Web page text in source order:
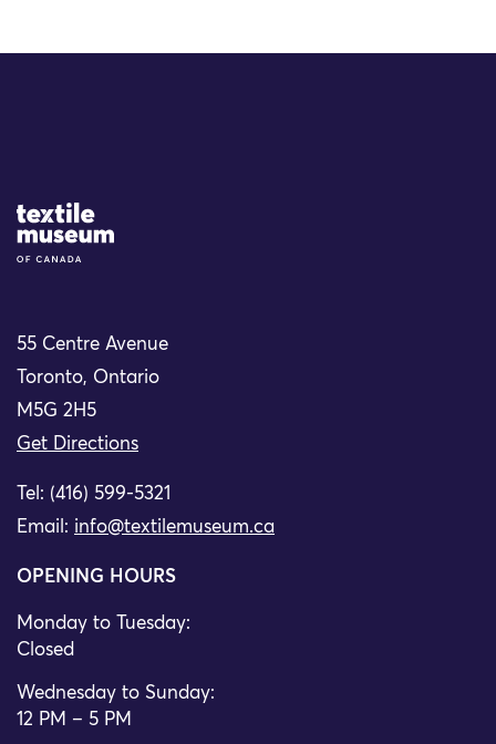
Site Logo
55 Centre Avenue
Toronto, Ontario
M5G 2H5
Get Directions
Tel: (416) 599-5321
Email: info@textilemuseum.ca
OPENING HOURS
Monday to Tuesday:
Closed
Wednesday to Sunday:
12 PM – 5 PM